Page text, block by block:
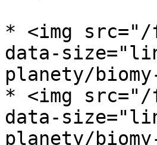
* <img src="/
data-
planety/
* <img src="/
data-
planety/